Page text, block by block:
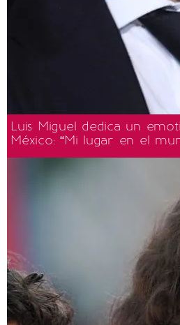
Luis Miguel dedica un
México: “Mi lugar en el